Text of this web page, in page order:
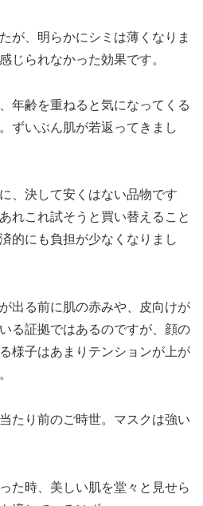
が、明らかにシミは薄くなりま
じられなかった効果です。
年齢を重ねると気になってくる
ずいぶん肌が若返ってきまし
、決して安くはない品物です
れこれ試そうと買い替えること
的にも負担が少なくなりまし
出る前に肌の赤みや、皮向けが
る証拠ではあるのですが、顔の
様子はあまりテンションが上が
たり前のご時世。マスクは強い
た時、美しい肌を堂々と見せら